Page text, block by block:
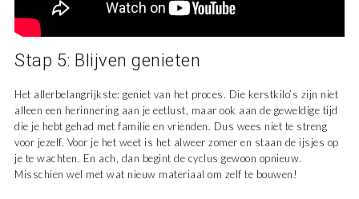
Stap 5: Blijven genieten
Het allerbelangrijkste: geniet van het proces. Die kerstkilo’s zijn niet
alleen een herinnering aan je eetlust, maar ook aan de geweldige tijd
die je hebt gehad met familie en vrienden. Dus wees niet te streng
voor jezelf. Voor je het weet is het alweer zomer en staan de ijsjes op
je te wachten. En ach, dan begint de cyclus gewoon opnieuw.
Misschien wel met wat nieuw materiaal om zelf te bouwen!